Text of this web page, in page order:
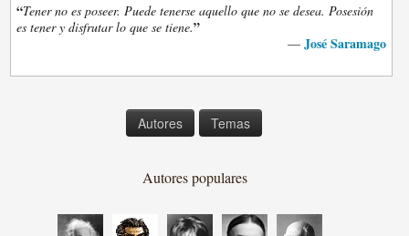
“Tener no es poseer. Puede tenerse aquello que no se desea. Posesión
es tener y disfrutar lo que se tiene.”
— José Saramago
Autores Temas
Autores populares